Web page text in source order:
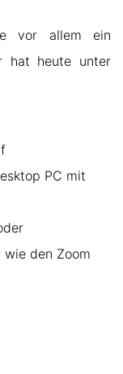
vor allem ein
hat heute unter
PC mit
wie den Zoom